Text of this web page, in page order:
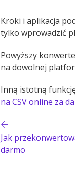
Kroki i aplikacja
tylko wprowadzić
Powyższy
na dowolnej
Inną istotną
na CSV online za
Jak
darmo